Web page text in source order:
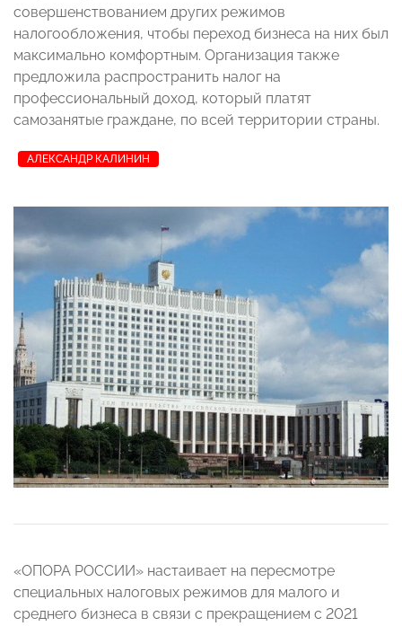
совершенствованием других режимов
налогообложения, чтобы переход бизнеса на них был
максимально комфортным. Организация также
предложила распространить налог на
профессиональный доход, который платят
самозанятые граждане, по всей территории страны.
АЛЕКСАНДР КАЛИНИН
«ОПОРА РОССИИ» настаивает на пересмотре
специальных налоговых режимов для малого и
среднего бизнеса в связи с прекращением с 2021